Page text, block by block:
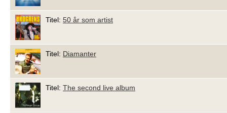
Titel: 50 år som artist
Titel: Diamanter
Titel: The second live album